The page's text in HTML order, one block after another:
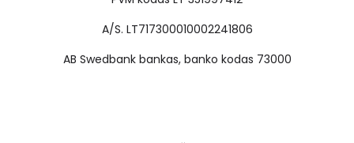
A/S. LT717300010002241806
AB Swedbank bankas, banko kodas 73000